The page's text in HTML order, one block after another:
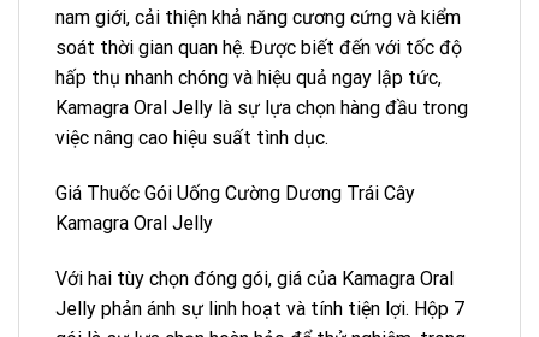
nam giới, cải thiện khả năng cương cứng và kiểm
soát thời gian quan hệ. Được biết đến với tốc độ
hấp thụ nhanh chóng và hiệu quả ngay lập tức,
Kamagra Oral Jelly là sự lựa chọn hàng đầu trong
việc nâng cao hiệu suất tình dục.
Giá Thuốc Gói Uống Cường Dương Trái Cây
Kamagra Oral Jelly
Với hai tùy chọn đóng gói, giá của Kamagra Oral
Jelly phản ánh sự linh hoạt và tính tiện lợi. Hộp 7